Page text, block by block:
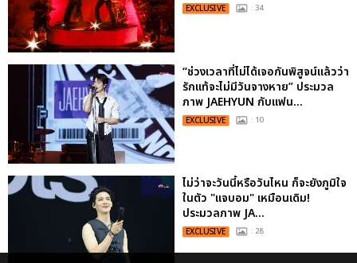
EXCLUSIVE : 34
“ช่วงเวลาที่ไม่ได้เจอกันพิสูจน์แล้วว่า
รักแท้จะไม่มีวันจางหาย” ประมวล
ภาพ JAEHYUN กับแฟน...
EXCLUSIVE : 10
ไม่ว่าจะวันนี้หรือวันไหน ก็จะยังภูมิใจ
ในตัว "แจบอม" เหมือนเดิม!
ประมวลภาพ JA...
EXCLUSIVE : 28